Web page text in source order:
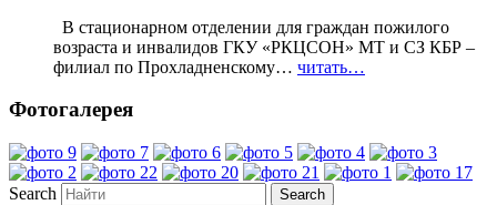
В стационарном отделении для граждан пожилого
возраста и инвалидов ГКУ «РКЦСОН» МТ и СЗ КБР –
филиал по Прохладненскому… читать…
Фотогалерея
Search